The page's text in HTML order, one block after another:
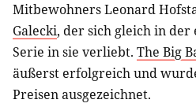
Mitbewohners Leonard
Galecki, der sich gleich in der
Serie in sie verliebt. The Big
äußerst erfolgreich und
Preisen ausgezeichnet.